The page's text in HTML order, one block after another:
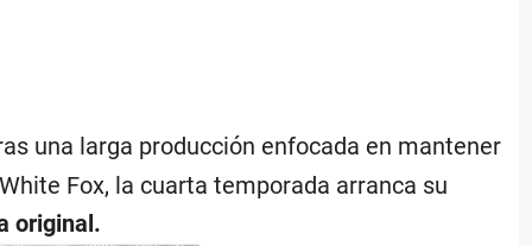
una larga producción enfocada en mantener
Fox, la cuarta temporada arranca su
original.